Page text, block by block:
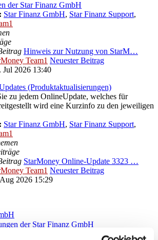
der Star Finanz GmbH
Star Finanz GmbH, Star Finanz Support,
Hinweis zur Nutzung von StarM…
Team1 Neuester Beitrag
Jul 2026 13:40
(Produktaktualisierungen)
zu jedem OnlineUpdate, welches für
wird eine Kurzinfo zu den jeweiligen
Star Finanz GmbH, Star Finanz Support,
StarMoney Online-Update 3323 …
Team1 Neuester Beitrag
2026 15:29
der Star Finanz GmbH
(Produktaktualisierungen)